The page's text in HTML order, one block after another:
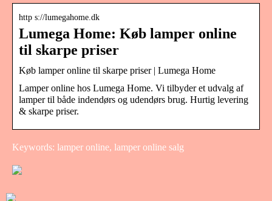
http s://lumegahome.dk
Lumega Home: Køb lamper online
til skarpe priser
Køb lamper online til skarpe priser | Lumega Home
Lamper online hos Lumega Home. Vi tilbyder et udvalg af
lamper til både indendørs og udendørs brug. Hurtig levering
& skarpe priser.
Keywords: lamper online, lamper online salg